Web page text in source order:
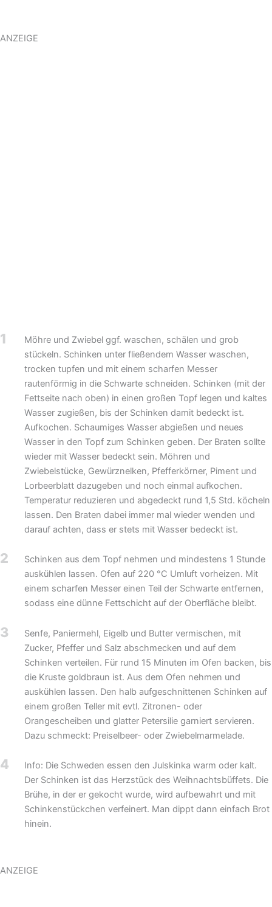
ANZEIGE
1
Möhre und Zwiebel ggf. waschen, schälen und grob
stückeln. Schinken unter fließendem Wasser waschen,
trocken tupfen und mit einem scharfen Messer
rautenförmig in die Schwarte schneiden. Schinken (mit der
Fettseite nach oben) in einen großen Topf legen und kaltes
Wasser zugießen, bis der Schinken damit bedeckt ist.
Aufkochen. Schaumiges Wasser abgießen und neues
Wasser in den Topf zum Schinken geben. Der Braten sollte
wieder mit Wasser bedeckt sein. Möhren und
Zwiebelstücke, Gewürznelken, Pfefferkörner, Piment und
Lorbeerblatt dazugeben und noch einmal aufkochen.
Temperatur reduzieren und abgedeckt rund 1,5 Std. köcheln
lassen. Den Braten dabei immer mal wieder wenden und
darauf achten, dass er stets mit Wasser bedeckt ist.
2
Schinken aus dem Topf nehmen und mindestens 1 Stunde
auskühlen lassen. Ofen auf 220 °C Umluft vorheizen. Mit
einem scharfen Messer einen Teil der Schwarte entfernen,
sodass eine dünne Fettschicht auf der Oberfläche bleibt.
3
Senfe, Paniermehl, Eigelb und Butter vermischen, mit
Zucker, Pfeffer und Salz abschmecken und auf dem
Schinken verteilen. Für rund 15 Minuten im Ofen backen, bis
die Kruste goldbraun ist. Aus dem Ofen nehmen und
auskühlen lassen. Den halb aufgeschnittenen Schinken auf
einem großen Teller mit evtl. Zitronen- oder
Orangescheiben und glatter Petersilie garniert servieren.
Dazu schmeckt: Preiselbeer- oder Zwiebelmarmelade.
4
Info: Die Schweden essen den Julskinka warm oder kalt.
Der Schinken ist das Herzstück des Weihnachtsbüffets. Die
Brühe, in der er gekocht wurde, wird aufbewahrt und mit
Schinkenstückchen verfeinert. Man dippt dann einfach Brot
hinein.
ANZEIGE